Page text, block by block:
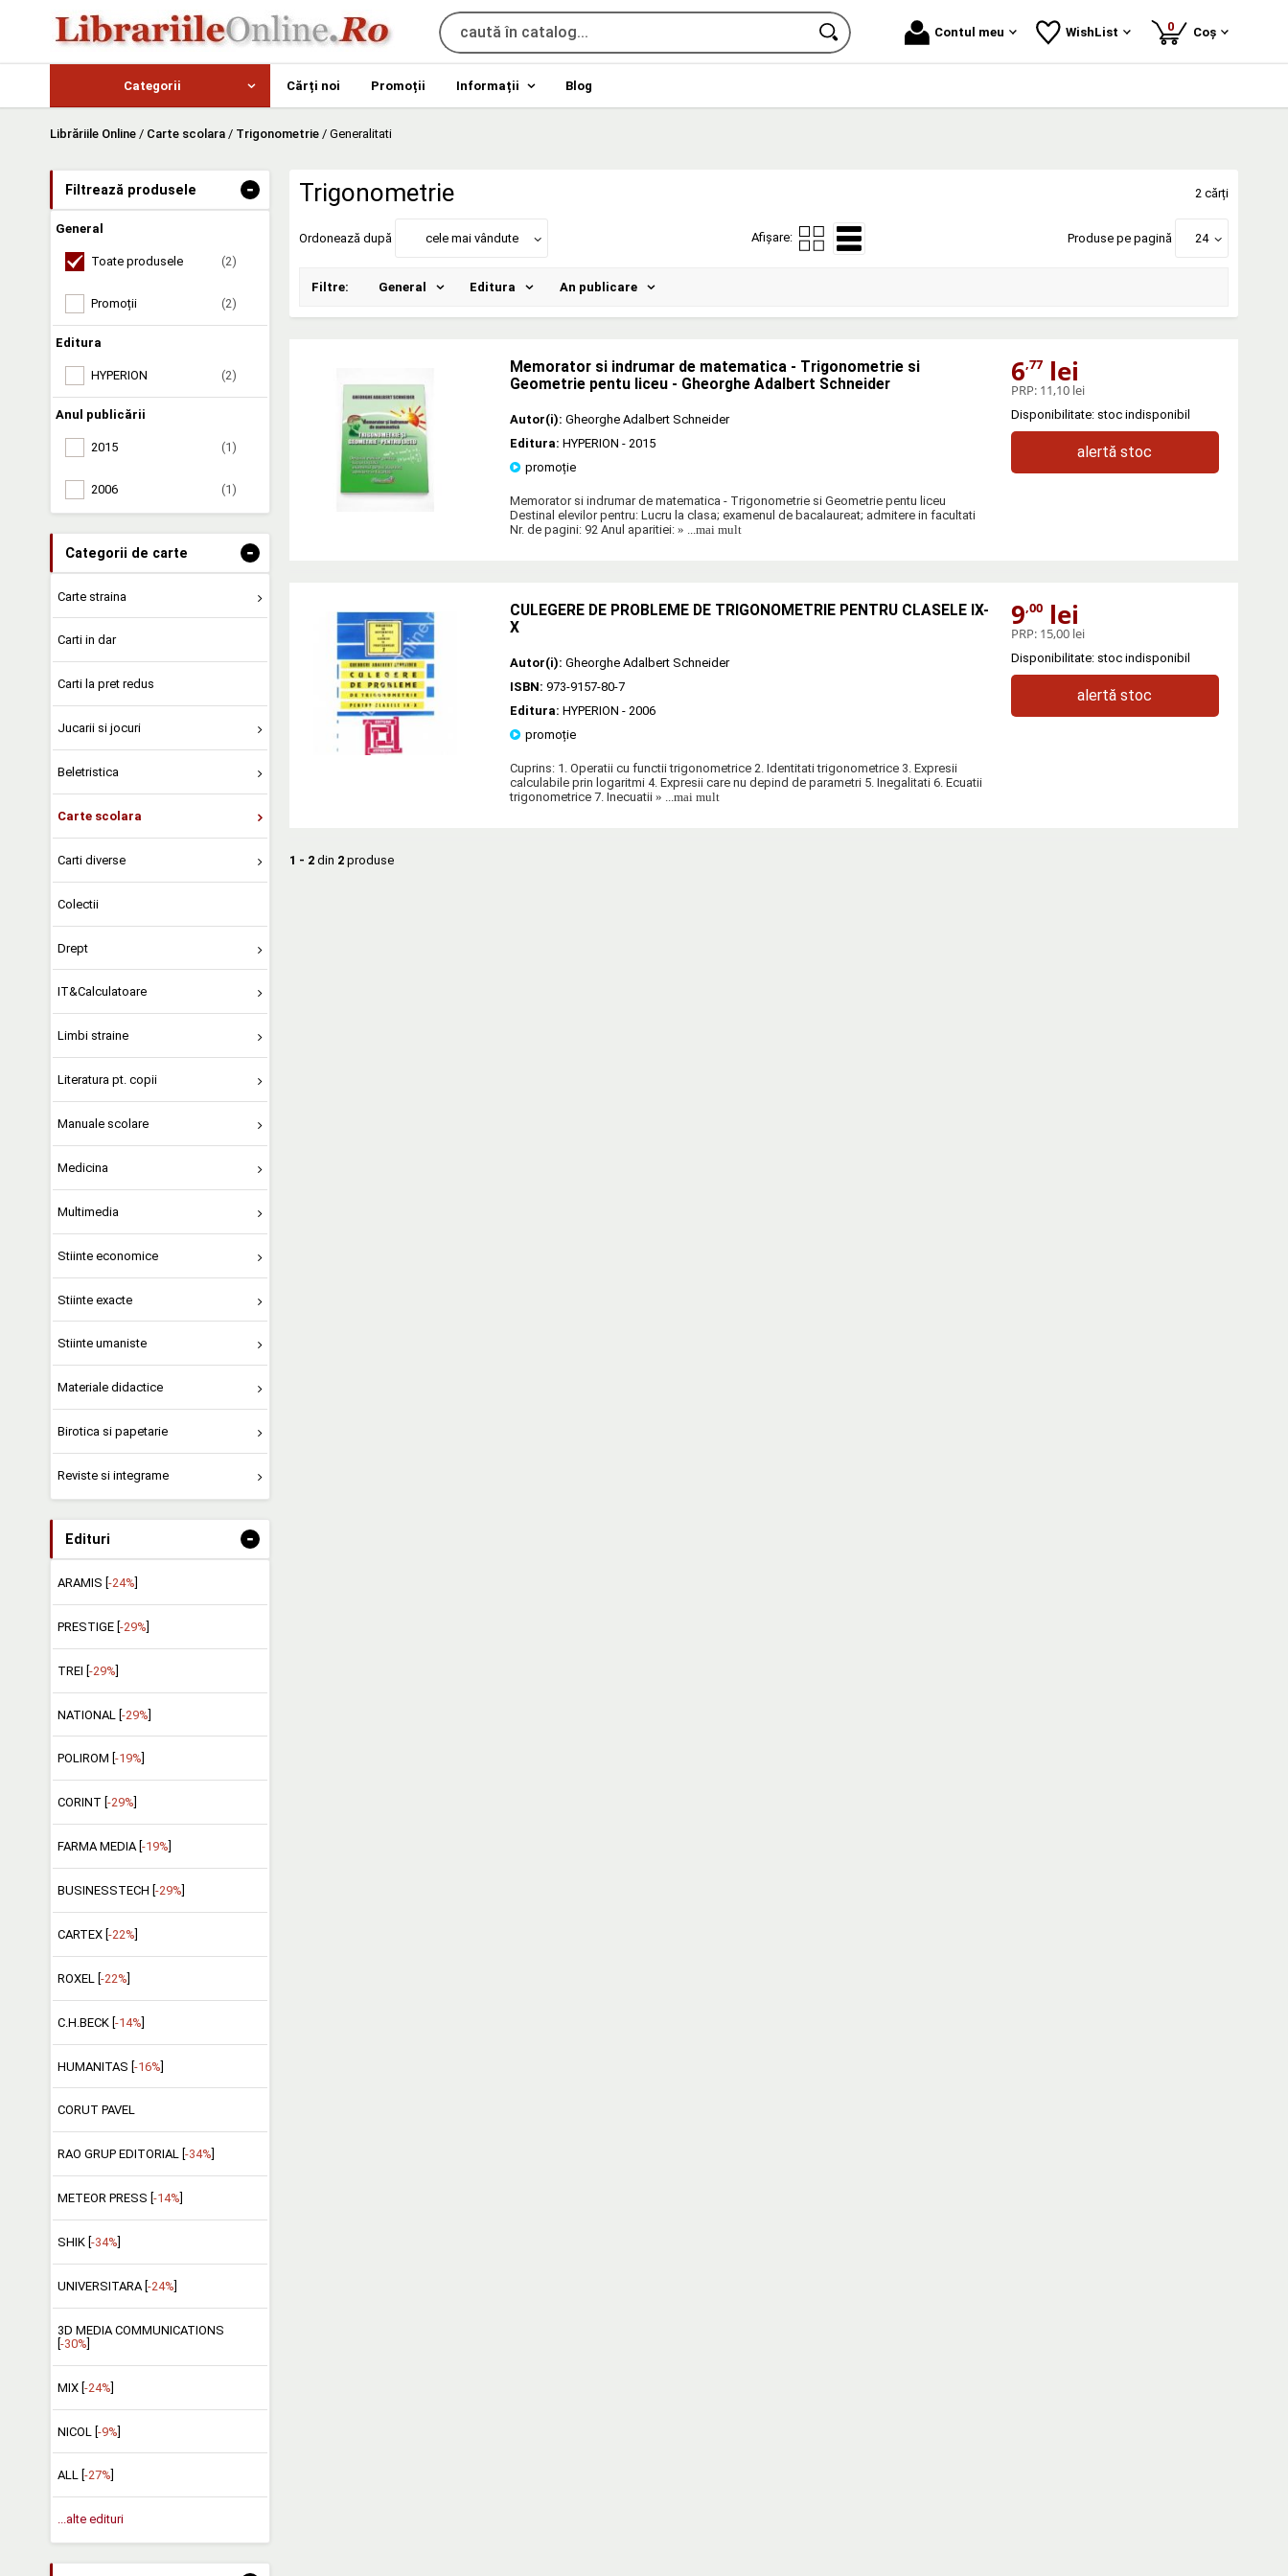
Contul meu WishList 0produse
Coș
Categorii Cărți noi Promoții Informații Blog
Librăriile Online / Carte scolara / Trigonometrie / Generalitati
Filtrează produsele -
General
Toate produsele (2)
Promoții (2)
Editura
HYPERION (2)
Anul publicării
2015 (1)
2006 (1)
Categorii de carte -
Carte straina
Carti in dar
Carti la pret redus
Jucarii si jocuri
Beletristica
Carte scolara
Carti diverse
Colectii
Drept
IT&Calculatoare
Limbi straine
Literatura pt. copii
Manuale scolare
Medicina
Multimedia
Stiinte economice
Stiinte exacte
Stiinte umaniste
Materiale didactice
Birotica si papetarie
Reviste si integrame
Edituri -
ARAMIS [ -24%
PRESTIGE [ -29%
TREI [-29%]
NATIONAL [-29%]
POLIROM [ -19%
CORINT [ -29%
FARMA MEDIA [ -19%
BUSINESSTECH [ -29%
CARTEX [ -22%
ROXEL [ -22%
C.H.BECK [-14%]
HUMANITAS [-16%]
CORUT PAVEL
RAO GRUP EDITORIAL [ -34%
METEOR PRESS [ -14%
SHIK [ -34%
UNIVERSITARA [ -24%
3D MEDIA COMMUNICATIONS
-30%
MIX [-24%]
NICOL [-9%]
ALL [ -27%
...alte edituri
Trigonometrie 2 cărți
Ordonează după cele mai vândute Afișare: Produse pe pagină 24
Filtre: General Editura An publicare
Memorator si indrumar de matematica - Trigonometrie si
Geometrie pentu liceu - Gheorghe Adalbert Schneider
Autor(i): Gheorghe Adalbert Schneider
Editura: HYPERION - 2015
promoție
Memorator si indrumar de matematica - Trigonometrie si Geometrie pentu liceu
Destinal elevilor pentru: Lucru la clasa; examenul de bacalaureat; admitere in facultati
Nr. de pagini: 92 Anul aparitiei: » ...mai mult
6,77lei
PRP: 11,10 lei
Disponibilitate: stoc indisponibil
alertă stoc
CULEGERE DE PROBLEME DE TRIGONOMETRIE PENTRU CLASELE IX-
X
Autor(i): Gheorghe Adalbert Schneider
ISBN: 973-9157-80-7
Editura: HYPERION - 2006
promoție
Cuprins: 1. Operatii cu functii trigonometrice 2. Identitati trigonometrice 3. Expresii
calculabile prin logaritmi 4. Expresii care nu depind de parametri 5. Inegalitati 6. Ecuatii
trigonometrice 7. Inecuatii » ...mai mult
9,00lei
PRP: 15,00 lei
Disponibilitate: stoc indisponibil
alertă stoc
1 - 2 din 2 produse